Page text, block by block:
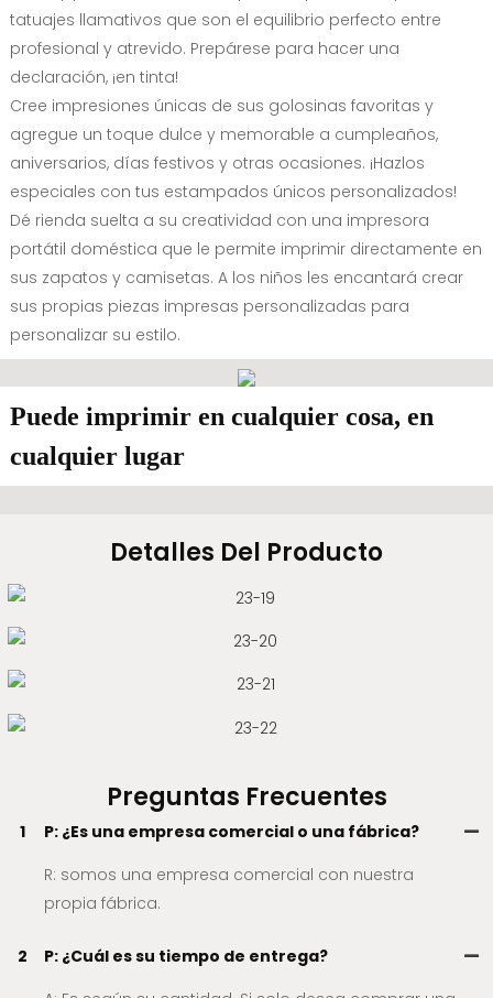
tatuajes llamativos que son el equilibrio perfecto entre
profesional y atrevido. Prepárese para hacer una
declaración, ¡en tinta!
Cree impresiones únicas de sus golosinas favoritas y
agregue un toque dulce y memorable a cumpleaños,
aniversarios, días festivos y otras ocasiones. ¡Hazlos
especiales con tus estampados únicos personalizados!
Dé rienda suelta a su creatividad con una impresora
portátil doméstica que le permite imprimir directamente en
sus zapatos y camisetas. A los niños les encantará crear
sus propias piezas impresas personalizadas para
personalizar su estilo.
Puede imprimir en cualquier cosa, en
cualquier lugar
Detalles Del Producto
Preguntas Frecuentes
1
P: ¿Es una empresa comercial o una fábrica?
R: somos una empresa comercial con nuestra
propia fábrica.
2
P: ¿Cuál es su tiempo de entrega?